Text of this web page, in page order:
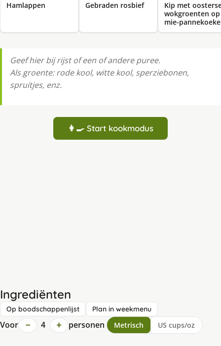
Hamlappen Gebraden rosbief
Kip met
wokgroenten op
mie-
Geef hier bij rijst of een of andere puree.
Als groente: rode kool, witte kool, sperziebonen,
spruitjes, enz.
👩‍🍳 Start kookmodus
Ingrediënten
Op boodschappenlijst Plan in weekmenu
Voor − 4 + personen Metrisch US cups/oz